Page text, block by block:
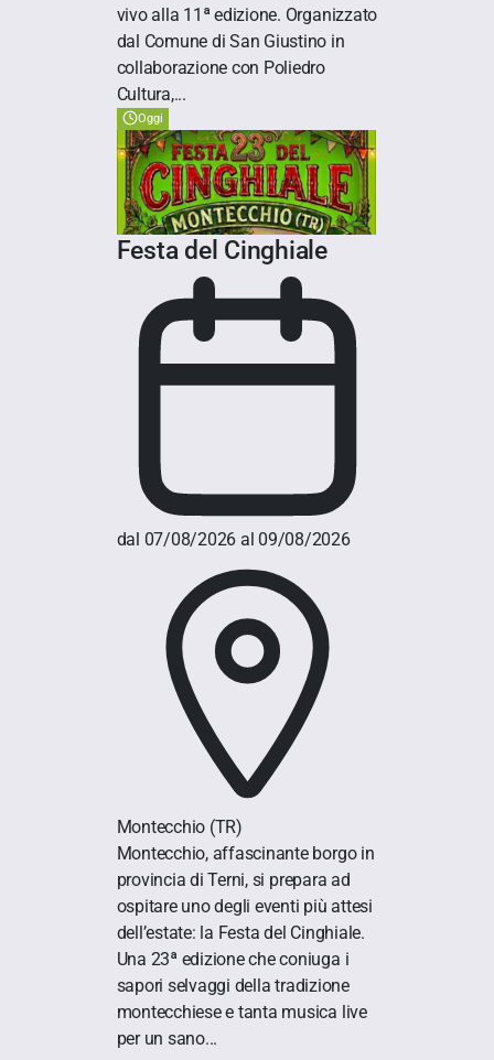
vivo alla 11ª edizione. Organizzato
dal Comune di San Giustino in
collaborazione con Poliedro
Cultura,...
Oggi
Festa del Cinghiale
dal 07/08/2026 al 09/08/2026
Montecchio (TR)
Montecchio, affascinante borgo in
provincia di Terni, si prepara ad
ospitare uno degli eventi più attesi
dell’estate: la Festa del Cinghiale.
Una 23ª edizione che coniuga i
sapori selvaggi della tradizione
montecchiese e tanta musica live
per un sano...